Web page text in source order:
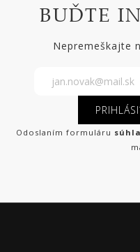
BUĎTE
Nepremeškajte
Odoslaním formuláru